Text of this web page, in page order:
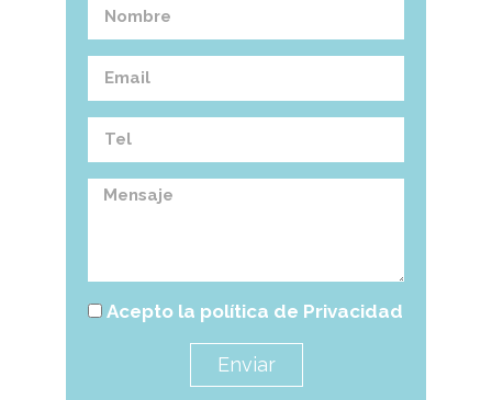
Acepto la política de Privacidad
Enviar